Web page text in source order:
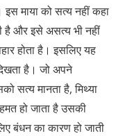
माया को सत्य नहीं कहा
है और इसे असत्य भी नहीं
होता है। इसलिए यह
है। जो अपने
सत्य मानता है, मिथ्या
हो जाता है उसकी
बंधन का कारण हो जाती